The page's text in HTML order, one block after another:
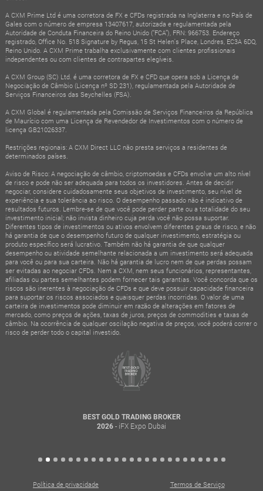
A CXM Prime Ltd é uma corretora de FX e CFDs registrada na Inglaterra e no País de
Gales com o número de empresa 13407617, autorizada e regulamentada pela
Autoridade de Conduta Financeira do Reino Unido (“FCA”), FRN: 966753. Endereço
registrado, Office No. 518 Signature by Regus, 15 St Helen's Place, Londres, EC3A 6DQ,
Reino Unido. A CXM Prime trabalha exclusivamente com clientes profissionais
independentes ou com clientes de contrapartes elegíveis.
A CXM Group (SC) Ltd. é uma corretora de FX e CFD que opera sob a Licença de
Negociação de Câmbio (Licença nº SD 231), regulamentada pela Autoridade de
Serviços Financeiros das Seychelles (FSA).
A CXM Global é regulamentada pela Comissão de Serviços Financeiros da República
de Maurício com uma Licença de Revendedor de Investimentos com o número de
licença GB21026337.
Restrições regionais: A CXM Direct LLC não presta serviços a residentes de
determinados países.
Aviso de Risco: A negociação de câmbio, criptomoedas e CFDs envolve um alto nível
de risco e pode não ser adequada para todos os investidores. Antes de decidir
negociar, considere cuidadosamente seus objetivos de investimento, seu nível de
experiência e sua tolerância ao risco. O desempenho passado não é indicativo de
resultados futuros. Lembre-se de que você pode perder parte ou a totalidade do seu
investimento inicial; não invista dinheiro cuja perda você não possa suportar.
Diferentes tipos de investimentos ou ativos envolvem diferentes graus de risco, e não
há garantia de que o desempenho futuro de qualquer investimento, estratégia ou
produto específico será lucrativo. Também não há garantia de que qualquer
desempenho ou atividade semelhante relacionada a um investimento será adequada
para você ou para sua carteira. Não há garantia de lucro nem de que perdas possam
ser evitadas ao negociar CFDs. Nem a CXM, nem seus funcionários, representantes,
afiliadas ou partes semelhantes podem fornecer tais garantias. Você concorda que os
riscos são inerentes à negociação de CFDs e que deve possuir capacidade financeira
para suportar os riscos associados e quaisquer perdas incorridas. O valor de uma
carteira de investimentos pode diminuir em razão de alterações em fatores de
mercado, como preços de ações, taxas de juros, preços de commodities e taxas de
câmbio. Na ocorrência de qualquer oscilação negativa de preços, você poderá correr o
risco de perder todo o capital investido.
BEST GOLD TRADING BROKER
2026 - iFX Expo Dubai
Política de privacidade
Termos de Serviço